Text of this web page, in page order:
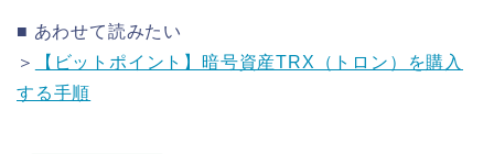
■ あわせて読みたい
＞
【ビットポイント】暗号資産TRX（トロン）を購入
する手順